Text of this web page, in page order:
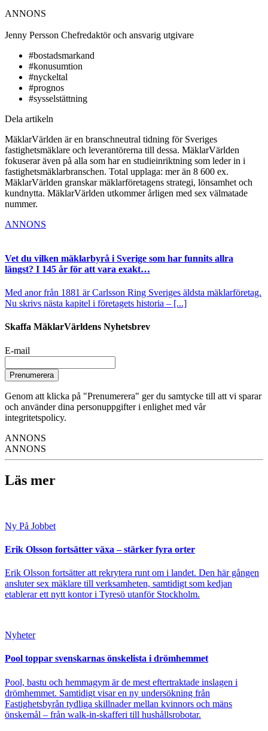
ANNONS
Jenny Persson Chefredaktör och ansvarig utgivare
#bostadsmarkand
#konusumtion
#nyckeltal
#prognos
#sysselstättning
Dela artikeln
MäklarVärlden är en branschneutral tidning för Sveriges
fastighetsmäklare och leverantörerna till dessa. MäklarVärlden
fokuserar även på alla som har en studieinriktning som leder in i
fastighetsmäklarbranschen. Total upplaga: mer än 8 600 ex.
MäklarVärlden granskar mäklarföretagens strategi, lönsamhet och
kundnytta. MäklarVärlden utkommer årligen med sex välmatade
nummer.
ANNONS
Vet du vilken mäklarbyrå i Sverige som har funnits allra
längst? I 145 år för att vara exakt…
Med anor från 1881 är Carlsson Ring Sveriges äldsta mäklarföretag.
Nu skrivs nästa kapitel i företagets historia – [...]
Skaffa MäklarVärldens Nyhetsbrev
E-mail
Prenumerera
Genom att klicka på "Prenumerera" ger du samtycke till att vi sparar
och använder dina personuppgifter i enlighet med vår
integritetspolicy.
ANNONS
ANNONS
Läs mer
Ny På Jobbet
Erik Olsson fortsätter växa – stärker fyra orter
Erik Olsson fortsätter att rekrytera runt om i landet. Den här gången
ansluter sex mäklare till verksamheten, samtidigt som kedjan
etablerar ett nytt kontor i Tyresö utanför Stockholm.
Nyheter
Pool toppar svenskarnas önskelista i drömhemmet
Pool, bastu och hemmagym är de mest eftertraktade inslagen i
drömhemmet. Samtidigt visar en ny undersökning från
Fastighetsbyrån tydliga skillnader mellan kvinnors och mäns
önskemål – från walk-in-skafferi till hushållsrobotar.